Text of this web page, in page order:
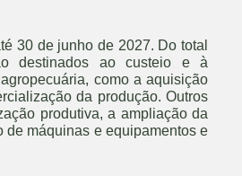
30 de junho de 2027. Do total
destinados ao custeio e à
como a aquisição
da produção. Outros
produtiva, a ampliação da
de máquinas e equipamentos e